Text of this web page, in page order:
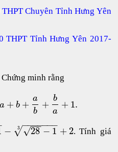
Chuyên Tỉnh Hưng Yên
THPT Tỉnh Hưng Yên 2017-
Chứng minh rằng
a + b + a
b
+ b
a
+ 1.
− 28
−−
√ − 1
− −
−−−−−
√
3 + 2. Tính giá